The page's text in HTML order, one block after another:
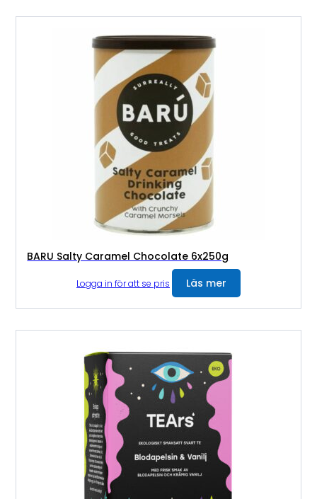
BARU Salty Caramel Chocolate 6x250g
Logga in för att se pris Läs mer